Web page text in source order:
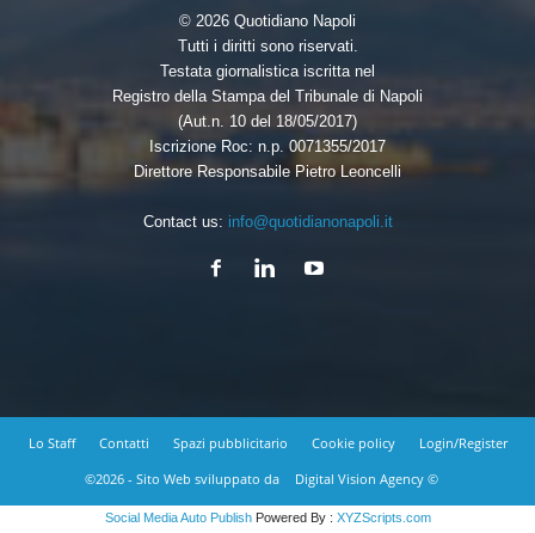
© 2026 Quotidiano Napoli
Tutti i diritti sono riservati.
Testata giornalistica iscritta nel
Registro della Stampa del Tribunale di Napoli
(Aut.n. 10 del 18/05/2017)
Iscrizione Roc: n.p. 0071355/2017
Direttore Responsabile Pietro Leoncelli
Contact us: info@quotidianonapoli.it
Lo Staff Contatti Spazi pubblicitario Cookie policy
Login/Register
©2026 - Sito Web sviluppato da
Digital Vision Agency ©
Social Media Auto PublishPowered By : XYZScripts.com